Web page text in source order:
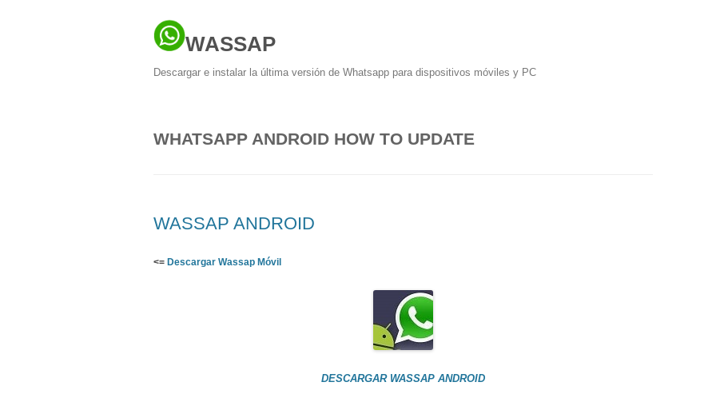
WASSAP
Descargar e instalar la última versión de Whatsapp para dispositivos móviles y PC
WHATSAPP ANDROID HOW TO UPDATE
WASSAP ANDROID
<= Descargar Wassap Móvil
DESCARGAR WASSAP ANDROID